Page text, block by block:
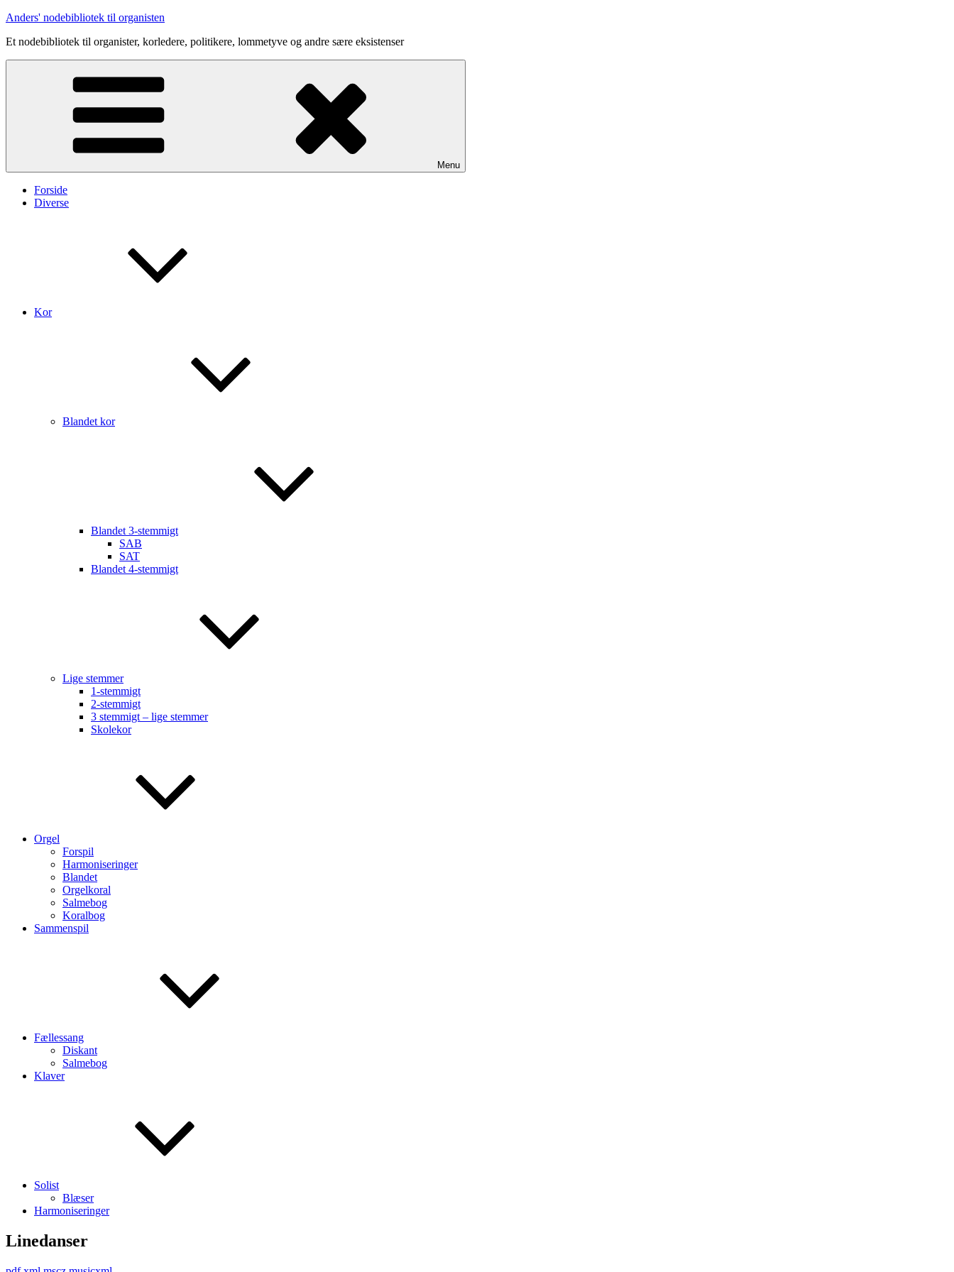
Videre
indhold
Anders' nodebibliotek til organisten
Et nodebibliotek til organister, korledere, politikere, lommetyve og andre sære eksistenser
Menu
Forside
Diverse
Kor
Blandet kor
Blandet 3-stemmigt
SAB
SAT
Blandet 4-stemmigt
Lige stemmer
1-stemmigt
2-stemmigt
3 stemmigt – lige stemmer
Skolekor
Orgel
Forspil
Harmoniseringer
Blandet
Orgelkoral
Salmebog
Koralbog
Sammenspil
Fællessang
Diskant
Salmebog
Klaver
Solist
Blæser
Harmoniseringer
Linedanser